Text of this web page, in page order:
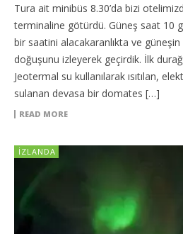
Tura ait minibüs 8.30’da bizi
terminaline götürdü. Güneş saat 10
bir saatini alacakaranlıkta ve güneşin
doğuşunu izleyerek geçirdik. İlk
Jeotermal su kullanılarak ısıtılan,
sulanan devasa bir domates […]
READ MORE
İZLANDA